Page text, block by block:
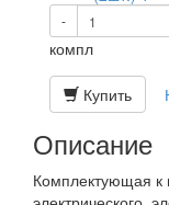
-
компл
Купить
Описание
Комплектующая